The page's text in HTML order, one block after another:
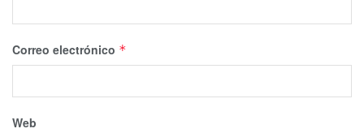
Correo electrónico *
Web